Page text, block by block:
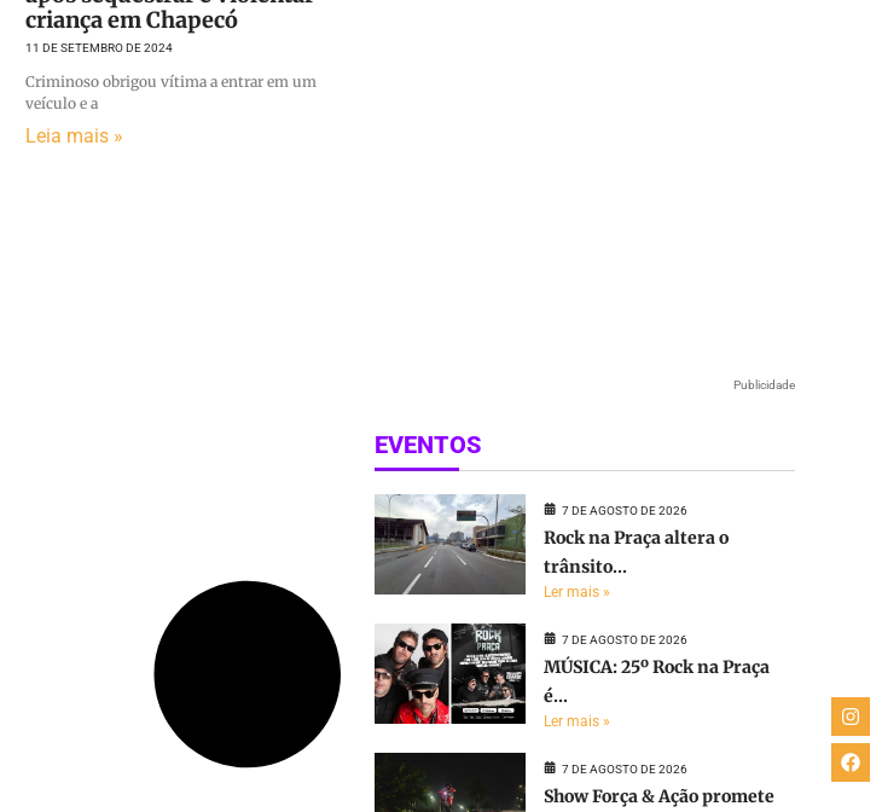
criança em Chapecó
11 DE SETEMBRO DE 2024
Criminoso obrigou vítima a entrar em um
veículo e a
Leia mais »
Publicidade
EVENTOS
7 DE AGOSTO DE 2026
Rock na Praça altera o
trânsito...
Ler mais »
7 DE AGOSTO DE 2026
MÚSICA: 25º Rock na Praça
é...
Ler mais »
7 DE AGOSTO DE 2026
Show Força & Ação promete